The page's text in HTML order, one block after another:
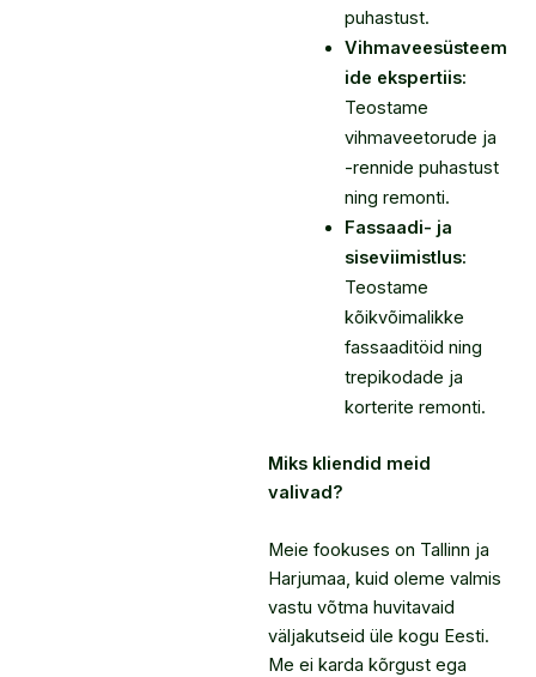
puhastust.
Vihmaveesüsteem
ide ekspertiis:
Teostame
vihmaveetorude ja
-rennide puhastust
ning remonti.
Fassaadi- ja
siseviimistlus:
Teostame
kõikvõimalikke
fassaaditöid ning
trepikodade ja
korterite remonti.
Miks kliendid meid
valivad?
Meie fookuses on Tallinn ja
Harjumaa, kuid oleme valmis
vastu võtma huvitavaid
väljakutseid üle kogu Eesti.
Me ei karda kõrgust ega